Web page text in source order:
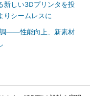
新しい3Dプリンタを投
シームレスに
――性能向上、新素材